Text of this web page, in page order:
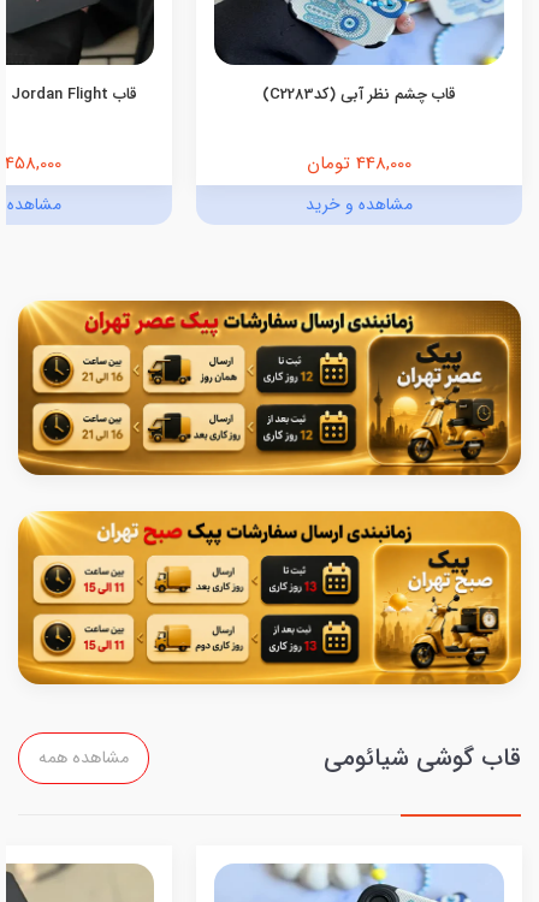
قاب چشم نظر آبی (کدC2283)
448,000 تومان
مشاهده و خرید
قاب Jordan Flight اندروید (کدC2055)
458,000 تومان
مشاهده
قاب گوشی شیائومی مشاهده همه